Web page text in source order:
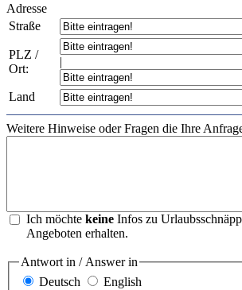
Adresse
Straße
PLZ /
Ort:
|
Land
Weitere Hinweise oder Fragen die Ihre
Ich möchte keine Infos zu
Angeboten erhalten.
Antwort in / Answer in
Deutsch
English